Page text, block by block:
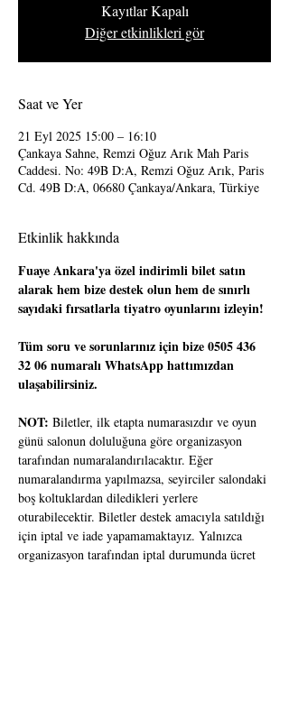
Kayıtlar Kapalı
Diğer etkinlikleri gör
Saat ve Yer
21 Eyl 2025 15:00 – 16:10
Çankaya Sahne, Remzi Oğuz Arık Mah Paris
Caddesi. No: 49B D:A, Remzi Oğuz Arık, Paris
Cd. 49B D:A, 06680 Çankaya/Ankara, Türkiye
Etkinlik hakkında
Fuaye Ankara'ya özel indirimli bilet satın
alarak hem bize destek olun hem de sınırlı
sayıdaki fırsatlarla tiyatro oyunlarını izleyin!
Tüm soru ve sorunlarınız için bize 0505 436
32 06 numaralı WhatsApp hattımızdan
ulaşabilirsiniz.
NOT: Biletler, ilk etapta numarasızdır ve oyun
günü salonun doluluğuna göre organizasyon
tarafından numaralandırılacaktır. Eğer
numaralandırma yapılmazsa, seyirciler salondaki
boş koltuklardan diledikleri yerlere
oturabilecektir. Biletler destek amacıyla satıldığı
için iptal ve iade yapamamaktayız. Yalnızca
organizasyon tarafından iptal durumunda ücret